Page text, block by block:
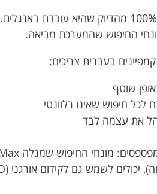
החיפוש שהמערכת מביאה.
בעברית צריכים:
שוטף
חיפוש שאינו רלוונטי
את עצמה לבד